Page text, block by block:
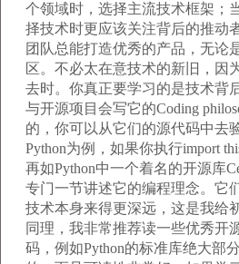
个领域时，选择主流技术框架；
择技术时更应该关注背后的推动
团队总能打造优秀的产品，无论
区。不必太在意技术的新旧，因
去时。你真正要学习的是技术背
与开源项目会写它的Coding
的，你可以从它们的源代码中去
Python为例，如果你执行import
再如Python中一个着名的开源库
专门一节讲述它的编程理念。它
技术本身来得更深远，这是我给
同理，我非常推荐读一些优秀开
码，例如Python的标准库绝大部